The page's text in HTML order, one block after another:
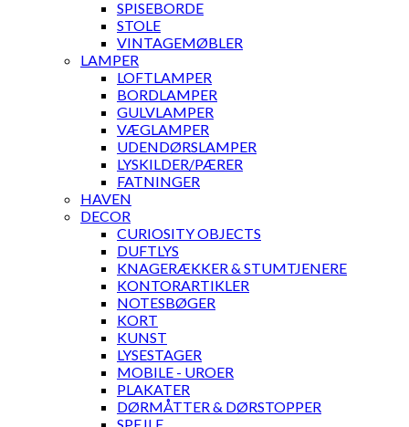
SPISEBORDE
STOLE
VINTAGEMØBLER
LAMPER
LOFTLAMPER
BORDLAMPER
GULVLAMPER
VÆGLAMPER
UDENDØRSLAMPER
LYSKILDER/PÆRER
FATNINGER
HAVEN
DECOR
CURIOSITY OBJECTS
DUFTLYS
KNAGERÆKKER & STUMTJENERE
KONTORARTIKLER
NOTESBØGER
KORT
KUNST
LYSESTAGER
MOBILE - UROER
PLAKATER
DØRMÅTTER & DØRSTOPPER